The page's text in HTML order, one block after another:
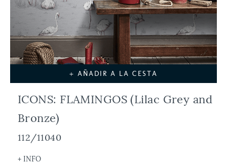
+ AÑADIR A LA CESTA
ICONS: FLAMINGOS (Lilac Grey and
Bronze)
112/11040
+ INFO